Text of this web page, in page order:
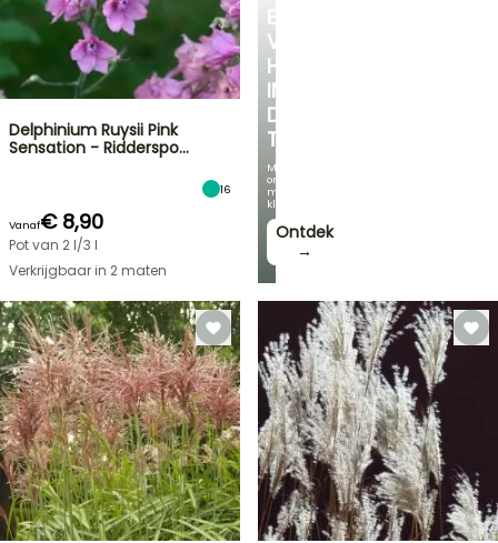
EEN
VERKOELEND
HOEKJE
IN
DE
TUIN
Met
onze
mooiste
klimplanten!
Ontdek
→
Delphinium Ruysii Pink
Sensation - Ridderspo…
16
Vanaf€ 8,90
Pot van 2 l/3 l
Verkrijgbaar in 2 maten